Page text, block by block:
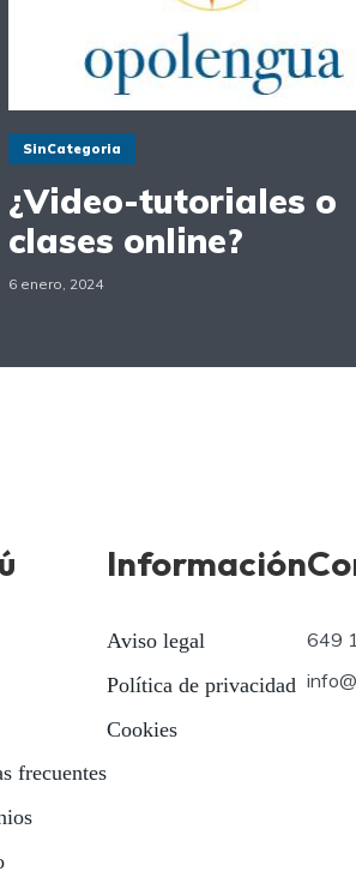
SinCategoria
¿Video-tutoriales o
clases online?
6 enero, 2024
frecuentes
Información
Aviso legal
Política de privacidad
Cookies
649